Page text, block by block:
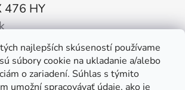
najlepších skúseností používame
súbory cookie na ukladanie a/alebo
o zariadení. Súhlas s týmito
umožní spracovávať údaje, ako je
476 HY
je 5 z 5 hviezdičiek.